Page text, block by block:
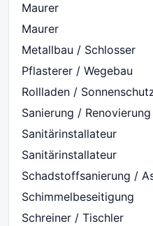
Maurer
Maurer
Metallbau / Schlosser
Pflasterer / Wegebau
Rollladen /
Sanierung / Renovierung
Sanitärinstallateur
Sanitärinstallateur
Schadstoffsanierung /
Schimmelbeseitigung
Schreiner / Tischler